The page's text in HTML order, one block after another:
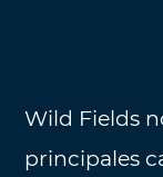
Wild Fields
principales